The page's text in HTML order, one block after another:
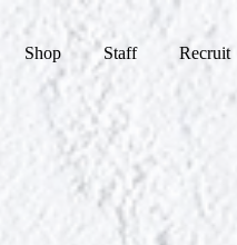
Shop Staff Recruit